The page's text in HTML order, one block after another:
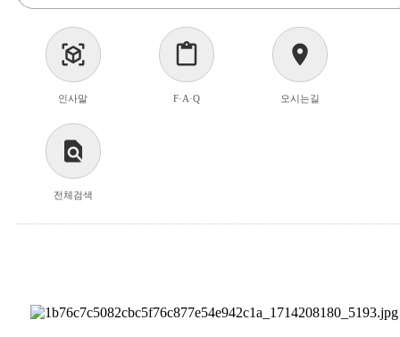
요양보호사 채용공고
2026년 7월 프로그램 및 행사 계획표
<요양보호사 채용공고>
2026년 6월 프로그램 및 행사 계획표
view_in_ar
인사말
content_paste
F·A·Q
location_on
오시는길
find_in_page
전체검색